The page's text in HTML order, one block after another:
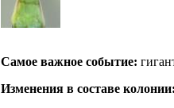
Самое важное событие:
Изменения в составе